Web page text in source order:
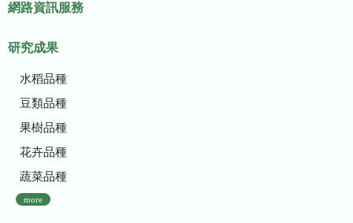
網路資訊服務
研究成果
水稻品種
豆類品種
果樹品種
花卉品種
蔬菜品種
more